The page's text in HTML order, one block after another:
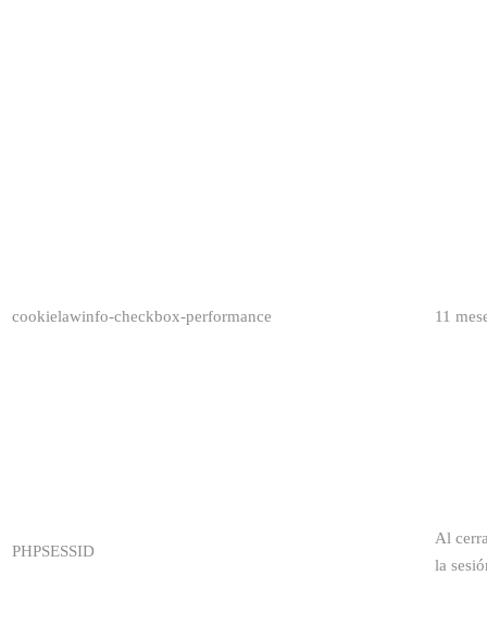
cookielawinfo-checkbox-performance 11
PHPSESSID
Al
la